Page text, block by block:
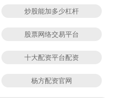
炒股能加多少杠杆
股票网络交易平台
十大配资平台配资
杨方配资官网